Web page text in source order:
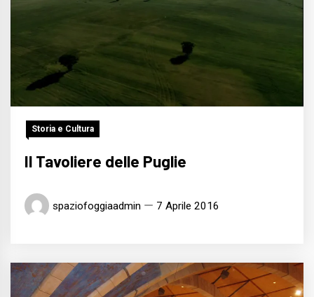
Storia e Cultura
Il Tavoliere delle Puglie
spaziofoggiaadmin 7 Aprile 2016